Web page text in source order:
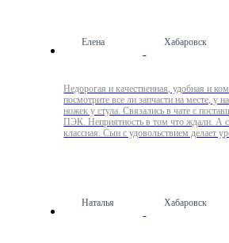
Елена Хабаровск
Недорогая и качественная, удобная и
посмотрите все ли запчасти на месте, у
ножек у стула. Связались в чате с
ПЭК. Неприятность в том что ждали. А
классная. Сын с удовольствием делает
Наталья Хабаровск